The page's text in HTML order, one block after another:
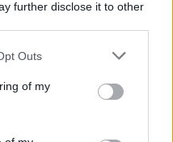
further disclose it to other
Outs
of my